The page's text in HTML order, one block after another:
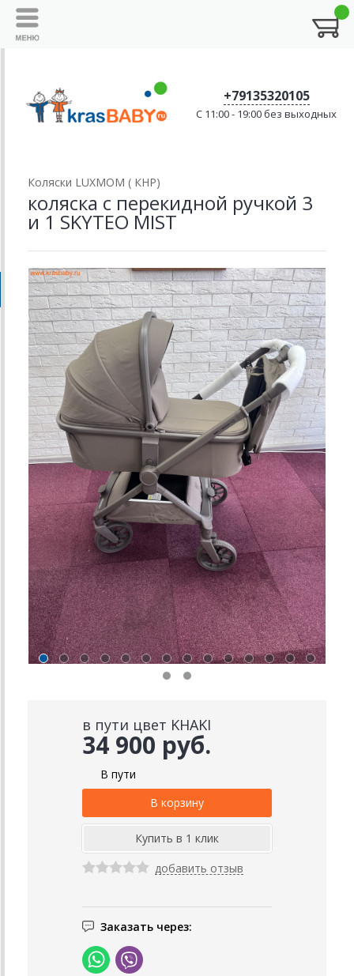
+79135320105
C 11:00 - 19:00 без выходных
Коляски LUXMOM ( КНР)
коляска с перекидной ручкой 3
и 1 SKYTEO MIST
в пути цвет KHAKI
34 900 руб.
В пути
добавить отзыв
Заказать через: